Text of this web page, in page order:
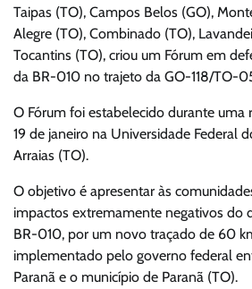
Taipas (TO), Campos Belos (GO),
Alegre (TO), Combinado (TO),
Tocantins (TO), criou um Fórum em
da BR-010 no trajeto da GO-118/TO-
O Fórum foi estabelecido durante uma
19 de janeiro na Universidade Federal
Arraias (TO).
O objetivo é apresentar às
impactos extremamente negativos do
BR-010, por um novo traçado de 60
implementado pelo governo federal
Paranã e o município de Paranã (TO).